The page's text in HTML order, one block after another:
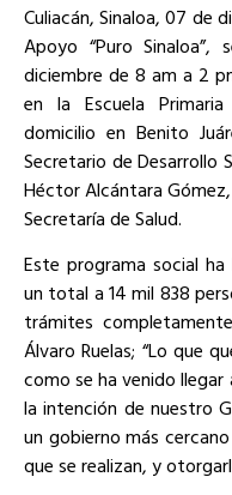
Culiacán, Sinaloa, 07 de
Apoyo “Puro
diciembre de 8 am a 2
en la Escuela
domicilio en Benito
Secretario de Desarrollo
Héctor Alcántara
Secretaría de Salud.
Este programa social
un total a 14 mil 838
trámites
Álvaro Ruelas; “Lo que
como se ha venido
la intención de nuestro
un gobierno más
que se realizan, y